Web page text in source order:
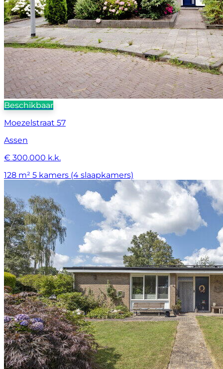
Beschikbaar
Moezelstraat 57
Assen
€ 300.000 k.k.
128 m² 5 kamers (4 slaapkamers)